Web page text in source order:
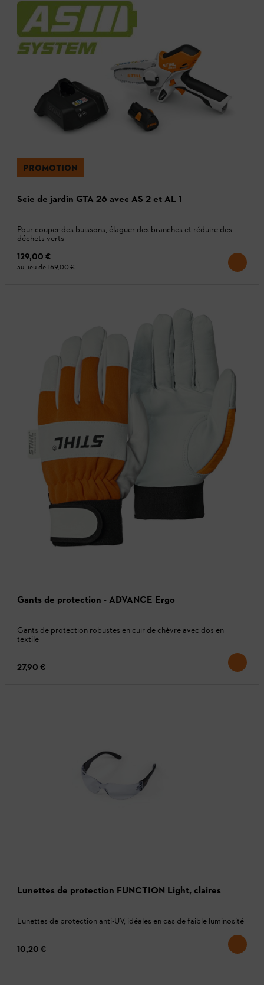
PROMOTION
Scie de jardin GTA 26 avec AS 2 et AL 1
Pour couper des buissons, élaguer des branches et réduire des
déchets verts
129,00 €
au lieu de 169,00 €
Gants de protection - ADVANCE Ergo
Gants de protection robustes en cuir de chèvre avec dos en
textile
27,90 €
Lunettes de protection FUNCTION Light, claires
Lunettes de protection anti-UV, idéales en cas de faible luminosité
10,20 €